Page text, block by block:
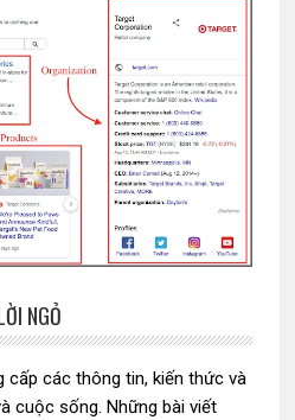
NGỎ
cấp các thông tin, kiến thức và
cuộc sống. Những bài viết